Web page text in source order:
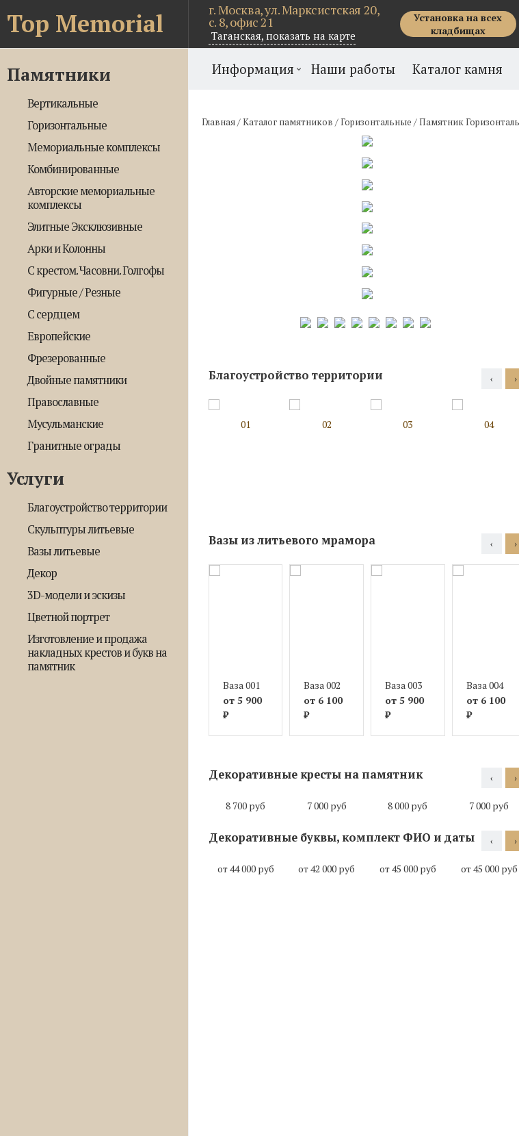
Top Memorial г. Москва, ул. Марксистская 20,
с. 8, офис 21
Таганская, показать на карте
Установка на всех
кладбищах
Памятники
Вертикальные
Горизонтальные
Мемориальные комплексы
Комбинированные
Авторские мемориальные
комплексы
Элитные Эксклюзивные
Арки и Колонны
С крестом. Часовни. Голгофы
Фигурные / Резные
С сердцем
Европейские
Фрезерованные
Двойные памятники
Православные
Мусульманские
Гранитные ограды
Услуги
Благоустройство территории
Скульптуры литьевые
Вазы литьевые
Декор
3D-модели и эскизы
Цветной портрет
Изготовление и продажа
накладных крестов и букв на
памятник
Информация Наши работы Каталог камня
Главная/Каталог памятников /Горизонтальные /Памятник
Благоустройство территории
01 02 03 04
‹ ›
Вазы из литьевого мрамора
Ваза 001
от 5 900
₽
Ваза 002
от 6 100
₽
Ваза 003
от 5 900
₽
Ваза 004
от 6 100
₽
‹ ›
Декоративные кресты на памятник
8 700 руб 7 000 руб 8 000 руб 7 000 руб
‹ ›
Декоративные буквы, комплект ФИО и даты
от 44 000 руб от 42 000 руб от 45 000 руб от 45 000 руб
‹ ›